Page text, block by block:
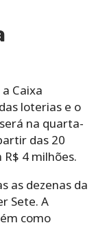
Caixa
loterias e o
na quarta-
das 20
4 milhões.
as dezenas da
Sete. A
como